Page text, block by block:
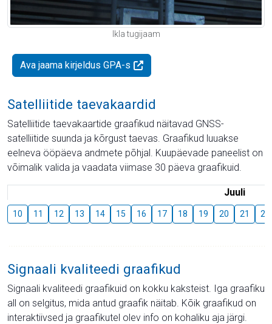
Ikla tugijaam
Ava jaama kirjeldus GPA-s
Satelliitide taevakaardid
Satelliitide taevakaartide graafikud näitavad GNSS-
satelliitide suunda ja kõrgust taevas. Graafikud luuakse
eelneva ööpäeva andmete põhjal. Kuupäevade paneelist on
võimalik valida ja vaadata viimase 30 päeva graafikuid.
Juuli
10 11 12 13 14 15 16 17 18 19 20 21 22
Signaali kvaliteedi graafikud
Signaali kvaliteedi graafikuid on kokku kaksteist. Iga graafiku
all on selgitus, mida antud graafik näitab. Kõik graafikud on
interaktiivsed ja graafikutel olev info on kohaliku aja järgi.